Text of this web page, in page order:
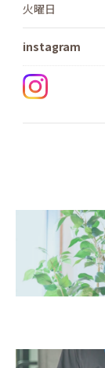
火曜日
instagram